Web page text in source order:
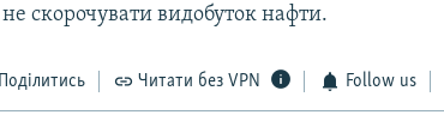
скорочувати видобуток нафти.
Поділитись Читати без VPN Follow us